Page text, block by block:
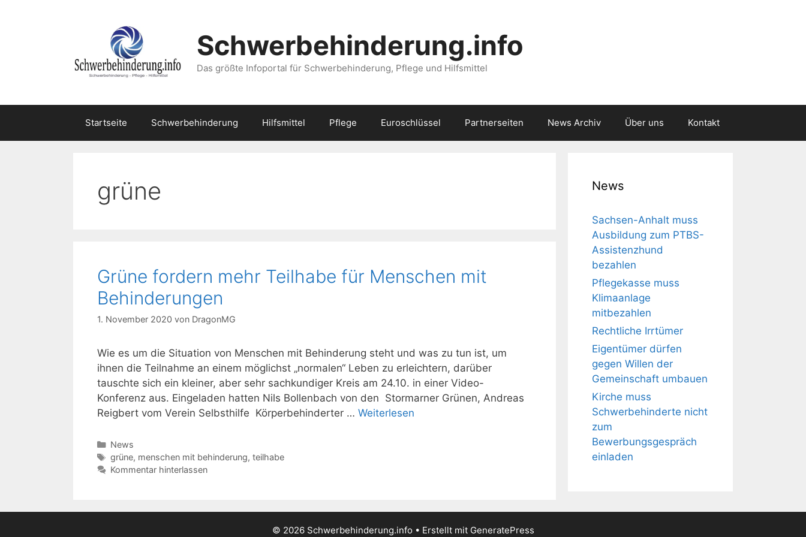
Schwerbehinderung.info
Das größte Infoportal für Schwerbehinderung, Pflege und Hilfsmittel
Startseite Schwerbehinderung Hilfsmittel Pflege Euroschlüssel Partnerseiten News Archiv Über uns Kontakt
grüne
Grüne fordern mehr Teilhabe für Menschen mit
Behinderungen
1. November 2020 von DragonMG
Wie es um die Situation von Menschen mit Behinderung steht und was zu tun ist, um
ihnen die Teilnahme an einem möglichst „normalen“ Leben zu erleichtern, darüber
tauschte sich ein kleiner, aber sehr sachkundiger Kreis am 24.10. in einer Video-
Konferenz aus. Eingeladen hatten Nils Bollenbach von den Stormarner Grünen, Andreas
Reigbert vom Verein Selbsthilfe Körperbehinderter … Weiterlesen
Kategorien
News
Schlagwörter
grüne, menschen mit behinderung, teilhabe
Kommentar hinterlassen
News
Sachsen-Anhalt muss
Aus­bil­dung zum PTBS-
Assis­tenz­hund
bezahlen
Pflegekasse muss
Klimaanlage
mitbezahlen
Rechtliche Irrtümer
Eigentümer dürfen
gegen Willen der
Gemeinschaft umbauen
Kirche muss
Schwerbehinderte nicht
zum
Bewerbungsgespräch
einladen
© 2026 Schwerbehinderung.info • Erstellt mit GeneratePress